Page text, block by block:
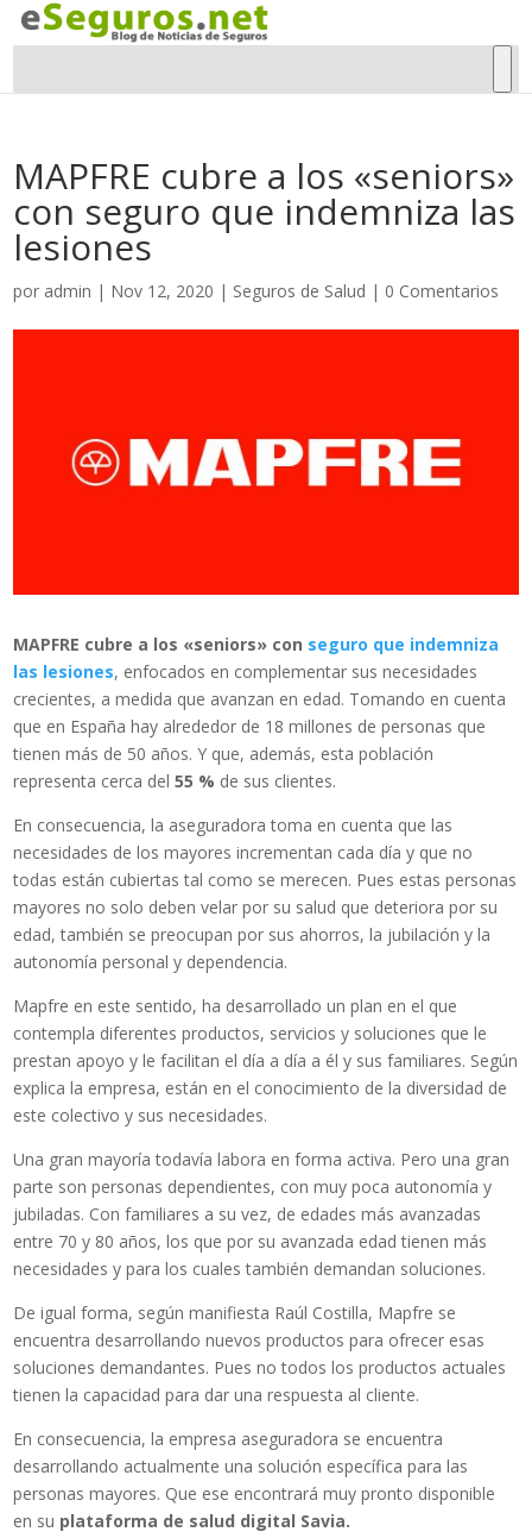
MAPFRE cubre a los «seniors»
con seguro que indemniza las
lesiones
por admin | Nov 12, 2020 | Seguros de Salud | 0 Comentarios
MAPFRE cubre a los «seniors» con seguro que indemniza
las lesiones, enfocados en complementar sus necesidades
crecientes, a medida que avanzan en edad. Tomando en cuenta
que en España hay alrededor de 18 millones de personas que
tienen más de 50 años. Y que, además, esta población
representa cerca del55 % de sus clientes.
En consecuencia, la aseguradora toma en cuenta que las
necesidades de los mayores incrementan cada día y que no
todas están cubiertas tal como se merecen. Pues estas personas
mayores no solo deben velar por su salud que deteriora por su
edad, también se preocupan por sus ahorros, la jubilación y la
autonomía personal y dependencia.
Mapfre en este sentido, ha desarrollado un plan en el que
contempla diferentes productos, servicios y soluciones que le
prestan apoyo y le facilitan el día a día a él y sus familiares. Según
explica la empresa, están en el conocimiento de la diversidad de
este colectivo y sus necesidades.
Una gran mayoría todavía labora en forma activa. Pero una gran
parte son personas dependientes, con muy poca autonomía y
jubiladas. Con familiares a su vez, de edades más avanzadas
entre 70 y 80 años, los que por su avanzada edad tienen más
necesidades y para los cuales también demandan soluciones.
De igual forma, según manifiesta Raúl Costilla, Mapfre se
encuentra desarrollando nuevos productos para ofrecer esas
soluciones demandantes. Pues no todos los productos actuales
tienen la capacidad para dar una respuesta al cliente.
En consecuencia, la empresa aseguradora se encuentra
desarrollando actualmente una solución específica para las
personas mayores. Que ese encontrará muy pronto disponible
en su plataforma de salud digital Savia.